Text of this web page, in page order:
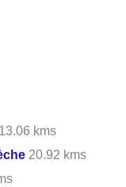
13.06 kms
20.92 kms